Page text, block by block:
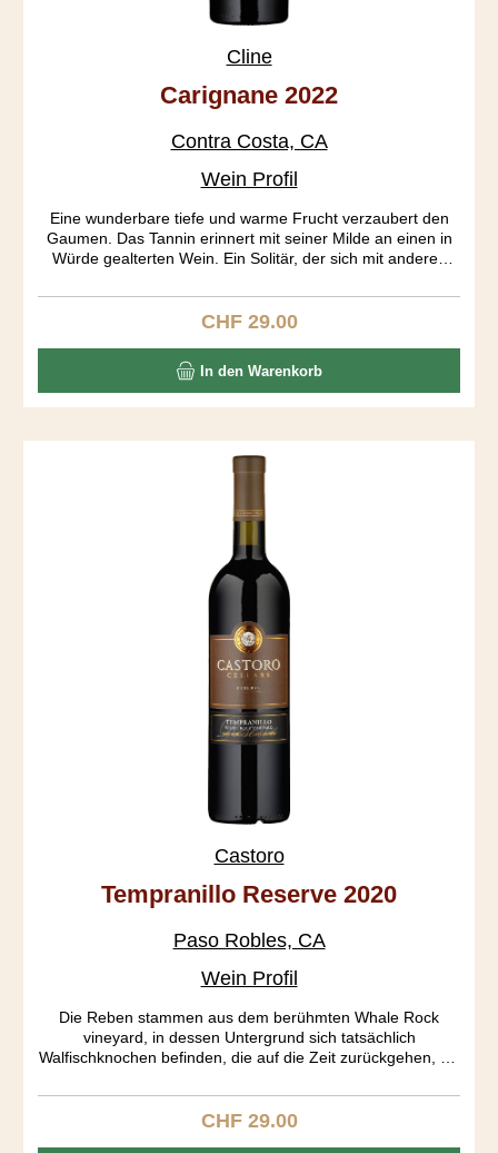
Cline
Carignane 2022
Contra Costa, CA
Wein Profil
Eine wunderbare tiefe und warme Frucht verzaubert den
Gaumen. Das Tannin erinnert mit seiner Milde an einen in
Würde gealterten Wein. Ein Solitär, der sich mit anderen
aus Aragonien und wird dort auch Mazuelo genannt. Diese
Rebsorte fand im 18. Jahrhundert seine grösste Verbreitung
angebauten roten Rebsorten. Die über 100 Jahre alten
Rebstöcke dieses Weins stammen aus dem Oakley
Vineyard, der sich durch tiefe, sandige Böden auszeichnet,
Regulärer Preis:
CHF 29.00
In den Warenkorb
Castoro
Tempranillo Reserve 2020
Paso Robles, CA
Wein Profil
Die Reben stammen aus dem berühmten Whale Rock
vineyard, in dessen Untergrund sich tatsächlich
Walfischknochen befinden, die auf die Zeit zurückgehen, als
CCOF organisch zertifiziert. Eine wunderbar helle Frucht
fügt sich in einen mittelschweren Körper ein. Dieser Sipper
Regulärer Preis:
CHF 29.00